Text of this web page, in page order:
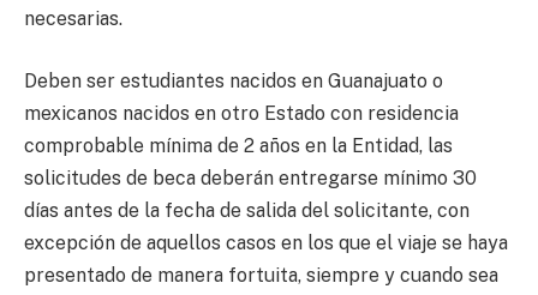
necesarias.
Deben ser estudiantes nacidos en Guanajuato o
mexicanos nacidos en otro Estado con residencia
comprobable mínima de 2 años en la Entidad, las
solicitudes de beca deberán entregarse mínimo 30
días antes de la fecha de salida del solicitante, con
excepción de aquellos casos en los que el viaje se haya
presentado de manera fortuita, siempre y cuando sea